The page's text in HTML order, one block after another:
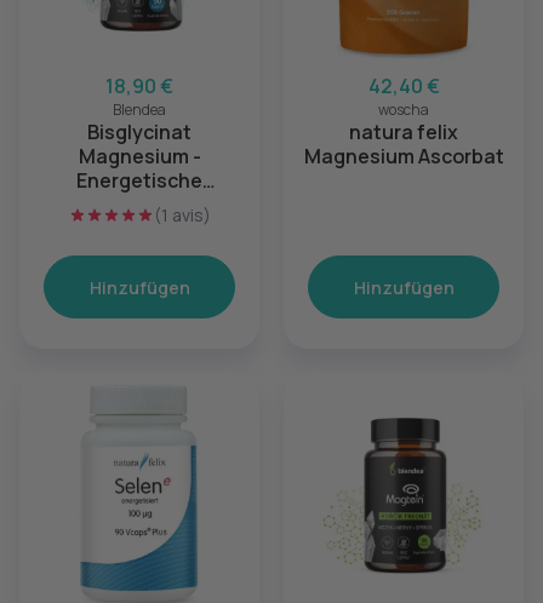
18,90 €
Blendea
Bisglycinat
Magnesium -
Energetische
Ernährung(1 avis)
Hinzufügen
42,40 €
woscha
natura felix
Magnesium Ascorbat
Hinzufügen